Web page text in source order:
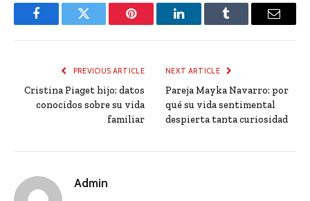
FacebookTwitter Pinterest LinkedInTumblr Email
PREVIOUS ARTICLE
Cristina Piaget hijo: datos
conocidos sobre su vida
familiar
NEXT ARTICLE
Pareja Mayka Navarro: por
qué su vida sentimental
despierta tanta curiosidad
Admin